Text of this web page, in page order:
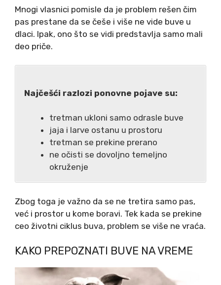
Mnogi vlasnici pomisle da je problem rešen čim
pas prestane da se češe i više ne vide buve u
dlaci. Ipak, ono što se vidi predstavlja samo mali
deo priče.
Najčešći razlozi ponovne pojave su:
tretman ukloni samo odrasle buve
jaja i larve ostanu u prostoru
tretman se prekine prerano
ne očisti se dovoljno temeljno
okruženje
Zbog toga je važno da se ne tretira samo pas,
već i prostor u kome boravi. Tek kada se prekine
ceo životni ciklus buva, problem se više ne vraća.
KAKO PREPOZNATI BUVE NA VREME